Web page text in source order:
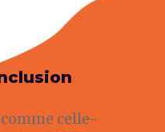
celle-